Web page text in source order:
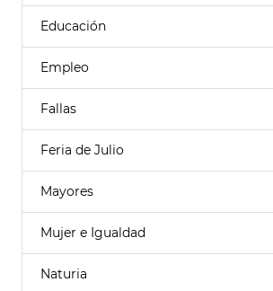
Educación
Empleo
Fallas
Feria de Julio
Mayores
Mujer e Igualdad
Naturia